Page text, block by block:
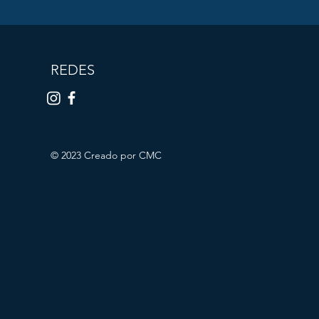
REDES
© 2023 Creado por CMC